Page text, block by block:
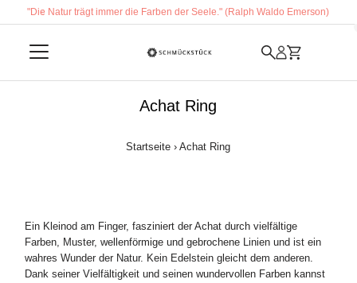
Direkt zum Inhalt
"Die Natur trägt immer die Farben der Seele." (Ralph Waldo Emerson)
Achat Ring
Startseite › Achat Ring
Ein Kleinod am Finger, fasziniert der Achat durch vielfältige
Farben, Muster, wellenförmige und gebrochene Linien und ist ein
wahres Wunder der Natur. Kein Edelstein gleicht dem anderen.
Dank seiner Vielfältigkeit und seinen wundervollen Farben kannst